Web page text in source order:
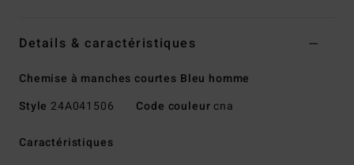
Details & caractéristiques
Chemise à manches courtes Bleu homme
Style 24A041506 Code couleur cna
Caractéristiques